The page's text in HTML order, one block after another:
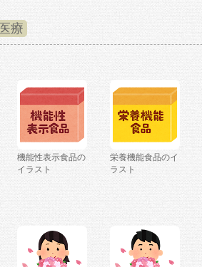
医療
機能性表示食品の
イラスト
栄養機能食品のイ
ラスト